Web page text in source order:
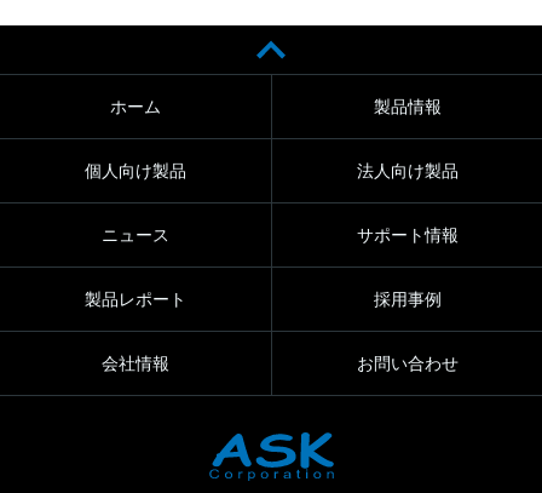
ホーム 製品情報
個人向け製品 法人向け製品
ニュース サポート情報
製品レポート 採用事例
会社情報 お問い合わせ